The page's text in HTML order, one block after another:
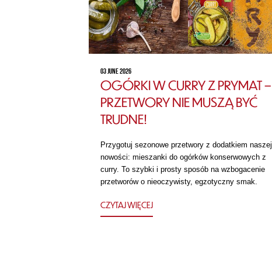
03 JUNE 2026
OGÓRKI W CURRY Z PRYMAT –
PRZETWORY NIE MUSZĄ BYĆ
TRUDNE!
Przygotuj sezonowe przetwory z dodatkiem naszej
nowości: mieszanki do ogórków konserwowych z
curry. To szybki i prosty sposób na wzbogacenie
przetworów o nieoczywisty, egzotyczny smak.
CZYTAJ WIĘCEJ